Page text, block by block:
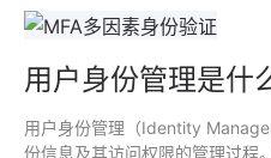
用户身份管理是什
用户身份管理（Identity
份信息及其访问权限的管理过程